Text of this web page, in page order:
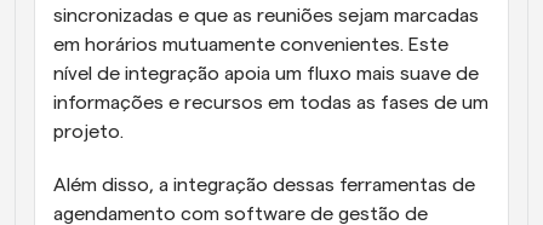
sincronizadas e que as reuniões sejam marcadas
em horários mutuamente convenientes. Este
nível de integração apoia um fluxo mais suave de
informações e recursos em todas as fases de um
projeto.
Além disso, a integração dessas ferramentas de
agendamento com software de gestão de